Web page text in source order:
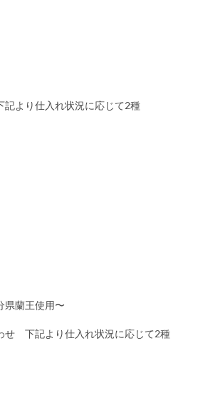
より仕入れ状況に応じて2種
県蘭王使用〜
せ 下記より仕入れ状況に応じて2種